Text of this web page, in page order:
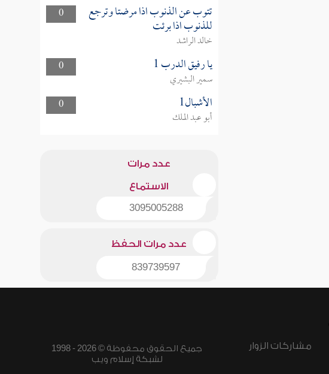
0
تتوب عن الذنوب اذا مرضتا وترجع
للذنوب اذا برئت
خالد الراشد
0
يا رفيق الدرب 1
سمير البشيري
0
الأشبال1
أبو عبد الملك
عدد مرات
الاستماع
3095005288
عدد مرات الحفظ
839739597
مشاركات الزوار
جميع الحقوق محفوظة © 2026 - 1998
لشبكة إسلام ويب